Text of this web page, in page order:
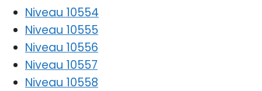
Niveau 10554
Niveau 10555
Niveau 10556
Niveau 10557
Niveau 10558